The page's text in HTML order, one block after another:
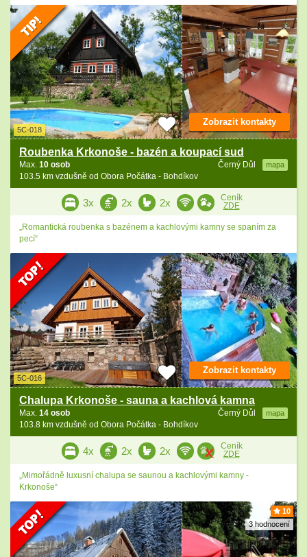
5C-018
Roubenka Krkonoše - bazén a koupací sud
Černý Důl mapa
Max. 10 osob
103.5 km vzdušně od Obora Počátka - Bohdíkov
Zobrazit kontakty
3x 2x 2x
Ceník
ZDE
„Romantická roubenka s bazénem a kachlovými kamny se spaním za
pecí“
5C-016
Chalupa Krkonoše - sauna a kachlová kamna
Černý Důl mapa
Max. 14 osob
103.8 km vzdušně od Obora Počátka - Bohdíkov
Zobrazit kontakty
4x 2x 2x
Ceník
ZDE
„Mimořádně luxusní chalupa se saunou a kachlovými kamny -
Krkonoše“
10
3 hodnocení